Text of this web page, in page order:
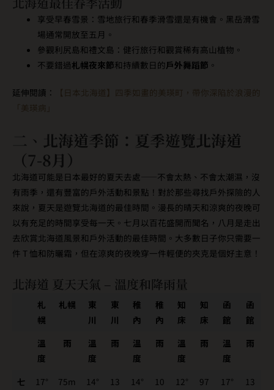
享受早春雪景：雪地旅行和春季滑雪還是有機會。黑岳滑雪
場通常開放至五月。
參觀利尻島和禮文島：健行旅行和觀賞稀有高山植物。
不要錯過札幌夜來節和持續數日的戶外舞蹈節 。
延伸閱讀：
【日本北海道】四季如畫的美瑛町，帶你深陷於浪漫的
「美瑛病」
二、 北海道季節：夏季遊覽北海道
（7-8月）
北海道可能是日本最好的夏天去處——不會太熱、不會太潮濕，沒
有雨季，還有豐富的戶外活動和景點！對於那些尋找戶外探險的人
來說，夏天是遊覽北海道的最佳時間。漫長的晴天和涼爽的夜晚可
以有充足的時間享受每一天。七月以百花盛開而聞名，八月是走出
去欣賞北海道風景和戶外活動的最佳時間。大多數日子你只需要一
件 T 恤和防曬霜，但在涼爽的夜晚穿一件輕便的夾克是個好主意！
北海道 夏天天氣 – 溫度和降雨量
札
幌
札幌
東
川
東
川
稚
內
稚
內
知
床
知
床
函
館
函
館
溫
度
雨
溫
度
雨
溫
度
雨
溫
度
雨
溫
度
雨
七
17°
75m
14°
13
14°
10
12°
97
17°
13